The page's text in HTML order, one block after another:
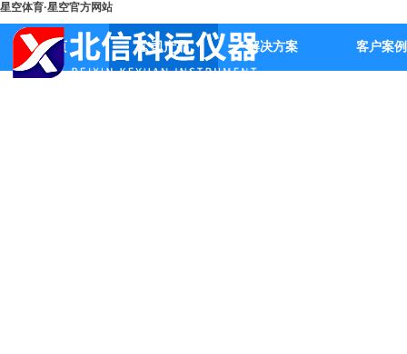
星空体育·星空官方网站
首页 公司产品 解决方案 客户案例